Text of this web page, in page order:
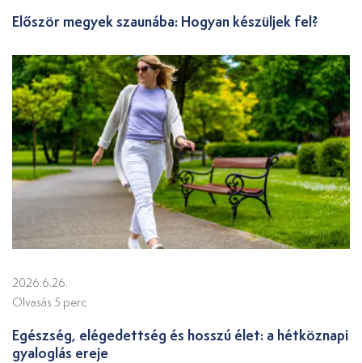
Először megyek szaunába: Hogyan készüljek fel?
2026.6.26.
Olvasás 5 perc
Egészség, elégedettség és hosszú élet: a hétköznapi
gyaloglás ereje